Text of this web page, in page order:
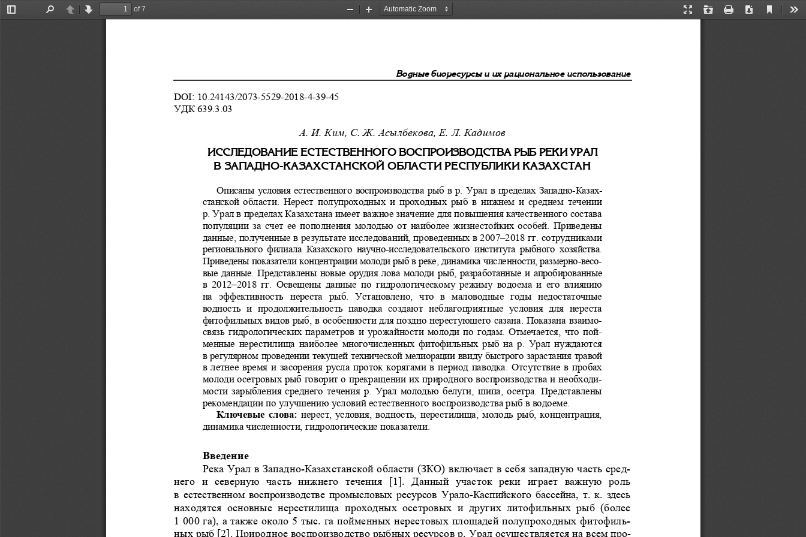
Toggle
PreviousNext
of 7
Presentation
Open Print Download
Current
Zoom
Zoom
Âîäíûå áèîðåñóðñû è èõ ðàöèîíàëüíîå èñïîëüçîâàíèå
DOI: 10.24143/2073-5529-2018-4-39-45
УДК 639.3.03
А. И. Ким, С. Ж. Асылбекова, Е. Л. Кадимов
ÈÑÑËÅÄÎÂÀÍÈÅ ÅÑÒÅÑÒÂÅÍÍÎÃÎ ÂÎÑÏÐÎÈÇÂÎÄÑÒÂÀ ÐÛÁ ÐÅÊÈ ÓÐÀË
Â ÇÀÏÀÄÍÎ-ÊÀÇÀÕÑÒÀÍÑÊÎÉ ÎÁËÀÑÒÈ ÐÅÑÏÓÁËÈÊÈ ÊÀÇÀÕÑÒÀÍ
Описаны условия естественного воспроизводства рыб в р. Урал в пределах Западно-Казах-
станской  области.  Нерест  полупроходных  и  проходных рыб  в  нижнем  и  среднем  течении
р. Урал в пределах Казахстана имеет важное значение для повышения качественного состава
популяции  за  счет  ее  пополнения  молодью  от  наиболее
  жизнестойких  особей.  Приведены
данные, полученные в результате исследований, проведенных в 2007–2018 гг. сотрудниками
регионального  филиала  Казахского  научно-исследовательского  института  рыбного  хозяйства.
Приведены показатели концентрации молоди рыб в реке , динамика численности, размерно-весо-
вые данные. Представлены новые орудия лова молоди рыб, разработанные и апробированные
в  2012–2018  гг.  Освещены  данные  по  гидрологическому
  режиму  водоема  и  его  влиянию
на  эффективность  нереста  рыб.  Установлено,  что  в  маловодные  годы  недостаточные
водность  и  продолжительность  паводка  создают  неблагоприятные  условия  для  нереста
фитофильных видов рыб, в особенности для поздно нерестующего сазана. Показана взаимо-
связь гидрологических  параметров и  урожайности молоди по годам. Отмечается,  что пой-
менные  нерестилища  наиболее  многочисленных  фитофильных  рыб  на  р.  Урал  нуждаются
в регулярном проведении текущей технической мелиорации ввиду быстрого зарастания травой
в летнее время и засорения русла проток корягами в период паводка. Отсутствие в пробах
молоди осетровых рыб говорит о прекращении их природного воспроизводства и необходи-
мости зарыбления среднего течения р. Урал молодью белуги, шипа, осетра. Представлены
рекомендации по улучшению условий естественного воспроизводства рыб в водоеме.
Ключевые слова:
нерест, условия, водность, нерестилища, молодь рыб, концентрация,
динамика численности, гидрологические показатели.
Введение
Река Урал в Западно-Казахстанской области (ЗКО) включает в себя западную часть сред-
него  и  северную  часть  нижнего  течения  [1].  Данный  участок  реки  играет  важную  роль
в  естественном  воспроизводстве  промысловых  ресурсов
  Урало-Каспийского  бассейна,  т.  к.  здесь
находятся  основные  нерестилища  проходных  осетровых и  других  литофильных  рыб  (более
1 000 га), а также около 5 тыс. га пойменных нерестовых площадей полупроходных фитофиль-
ных рыб [2]. Природное воспроизводство рыбных ресурсов р. Урал осуществляется на всем про-